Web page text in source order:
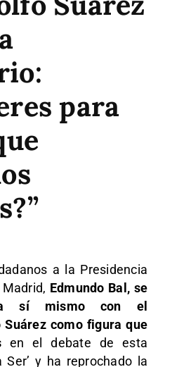
para
a la Presidencia
Edmundo Bal, se
sí mismo con el
como figura que
en el debate de esta
Ser’ y ha reprochado la